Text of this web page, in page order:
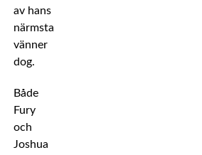
av hans
närmsta
vänner
dog.
Både
Fury
och
Joshua